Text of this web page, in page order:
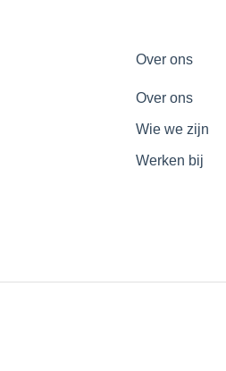
Over ons
Over ons
Wie we zijn
Werken bij